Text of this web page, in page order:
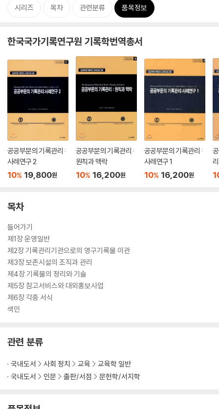
시리즈 목차 관련분류 품목정보
한국국가기록연구원 기록학번역총서
공공부문의 기록관리 :
사례연구 2
10% 19,800원
공공부문의 기록관리 :
원칙과 맥락
10% 16,200원
공공부문의 기록관리 :
사례연구 1
10% 16,200원
리
목차
들어가기
제1장 운영일반
제2장 기록관리기관으로의 영구기록물 이관
제3장 보존시설의 조직과 관리
제4장 기록물의 정리와 기술
제5장 참고서비스와 대외홍보사업
제6장 각종 서식
색인
관련 분류
국내도서 사회 정치 교육
교육학 일반
국내도서
인문 출판/서점 문헌학/서지학